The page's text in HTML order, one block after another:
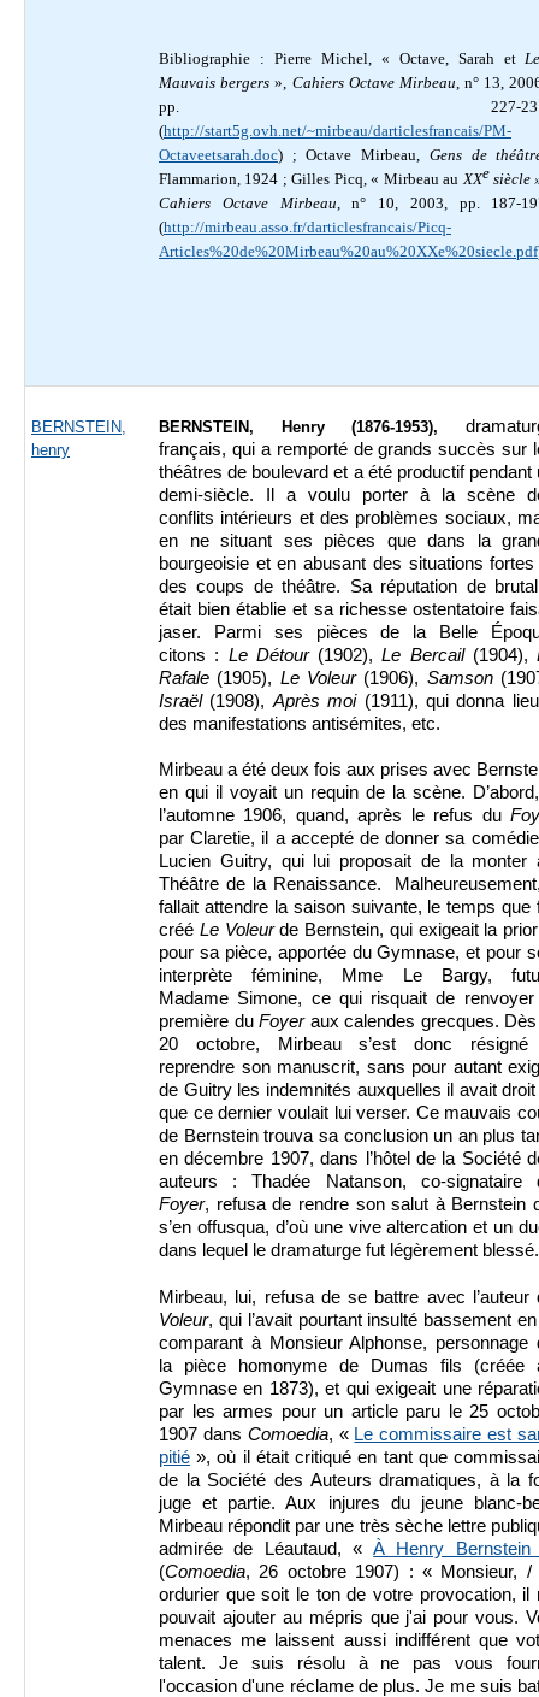
Bibliographie : Pierre Michel, « Octave, Sarah et
Mauvais bergers », Cahiers Octave Mirbeau, n° 13,
pp. 227-
(http://start5g.ovh.net/~mirbeau/darticlesfrancais/PM-
Octaveetsarah.doc) ; Octave Mirbeau, Gens de
Flammarion, 1924 ; Gilles Picq, « Mirbeau auXXesiècle
Cahiers Octave Mirbeau, n° 10, 2003, pp. 187-
(http://mirbeau.asso.fr/darticlesfrancais/Picq-
Articles%20de%20Mirbeau%20au%20XXe%20siecle.pdf
BERNSTEIN,
henry
BERNSTEIN, Henry (1876-1953),
français, qui a remporté de grands succès sur
théâtres de boulevard et a été productif pendant
demi-siècle. Il a voulu porter à la scène
conflits intérieurs et des problèmes sociaux,
en ne situant ses pièces que dans la
bourgeoisie et en abusant des situations fortes
des coups de théâtre. Sa réputation de
était bien établie et sa richesse ostentatoire
jaser. Parmi ses pièces de la Belle
citons : Le Détour (1902),Le Bercail(1904),
Rafale (1905), Le Voleur(1906), Samson
Israël(1908),Après moi(1911), qui donna
des manifestations antisémites, etc.
Mirbeau a été deux fois aux prises avec
en qui il voyait un requin de la scène.
l’automne 1906, quand, après le refus du
par Claretie, il a accepté de donner sa
Lucien Guitry, qui lui proposait de la monter
Théâtre de la Renaissance.
fallait attendre la saison suivante, le temps que
créé Le Voleurde Bernstein, qui exigeait la
pour sa pièce, apportée du Gymnase, et pour
interprète féminine, Mme Le Bargy,
Madame Simone, ce qui risquait de
première duFoyeraux calendes grecques.
20 octobre, Mirbeau s’est donc
reprendre son manuscrit, sans pour autant
de Guitry les indemnités auxquelles il avait
que ce dernier voulait lui verser. Ce mauvais
de Bernstein trouva sa conclusion un an plus
en décembre 1907, dans l’hôtel de la Société
auteurs : Thadée Natanson, co-signataire
Foyer, refusa de rendre son salut à Bernstein
s’en offusqua, d’où une vive altercation et un
dans lequel le dramaturge fut légèrement blessé.
Mirbeau, lui, refusa de se battre avec l’auteur
Voleur, qui l’avait pourtant insulté bassement
comparant à Monsieur Alphonse, personnage
la pièce homonyme de Dumas fils (créée
Gymnase en 1873), et qui exigeait une
par les armes pour un article paru le 25
1907 dans Comoedia, « Le commissaire est
pitié », où il était critiqué en tant que
de la Société des Auteurs dramatiques, à la
juge et partie. Aux injures du jeune blanc-
Mirbeau répondit par une très sèche lettre
admirée de Léautaud, «À Henry
(Comoedia, 26 octobre 1907) : « Monsieur, /
ordurier que soit le ton de votre provocation, il
pouvait ajouter au mépris que j'ai pour vous.
menaces me laissent aussi indifférent que
talent. Je suis résolu à ne pas vous
l'occasion d'une réclame de plus. Je me suis